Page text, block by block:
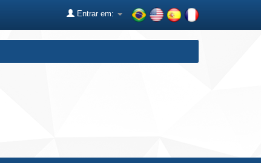
Entrar em: